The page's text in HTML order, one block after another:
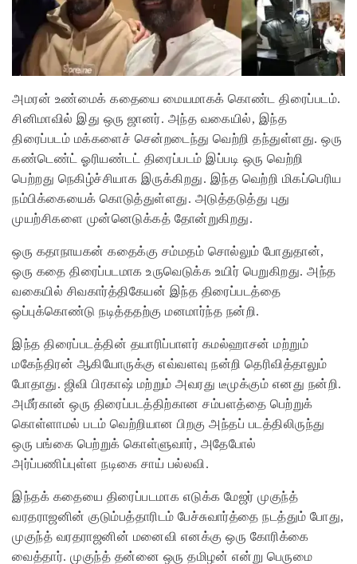
அமரன் உண்மைக் கதையை மையமாகக் கொண்ட திரைப்படம்.
சினிமாவில் இது ஒரு ஜானர். அந்த வகையில், இந்த
திரைப்படம் மக்களைச் சென்றடைந்து வெற்றி தந்துள்ளது. ஒரு
கண்டெண்ட் ஓரியண்டட் திரைப்படம் இப்படி ஒரு வெற்றி
பெற்றது நெகிழ்ச்சியாக இருக்கிறது. இந்த வெற்றி மிகப்பெரிய
நம்பிக்கையைக் கொடுத்துள்ளது. அடுத்தடுத்து புது
முயற்சிகளை முன்னெடுக்கத் தோன்றுகிறது.
ஒரு கதாநாயகன் கதைக்கு சம்மதம் சொல்லும் போதுதான்,
ஒரு கதை திரைப்படமாக உருவெடுக்க உயிர் பெறுகிறது. அந்த
வகையில் சிவகார்த்திகேயன் இந்த திரைப்படத்தை
ஒப்புக்கொண்டு நடித்ததற்கு மனமார்ந்த நன்றி.
இந்த திரைப்படத்தின் தயாரிப்பாளர் கமல்ஹாசன் மற்றும்
மகேந்திரன் ஆகியோருக்கு எவ்வளவு நன்றி தெரிவித்தாலும்
போதாது. ஜிவி பிரகாஷ் மற்றும் அவரது டீமுக்கும் எனது நன்றி.
அமீர்கான் ஒரு திரைப்படத்திற்கான சம்பளத்தை பெற்றுக்
கொள்ளாமல் படம் வெற்றியான பிறகு அந்தப் படத்திலிருந்து
ஒரு பங்கை பெற்றுக் கொள்ளுவார், அதேபோல்
அர்ப்பணிப்புள்ள நடிகை சாய் பல்லவி.
இந்தக் கதையை திரைப்படமாக எடுக்க மேஜர் முகுந்த்
வரதராஜனின் குடும்பத்தாரிடம் பேச்சுவார்த்தை நடத்தும் போது,
முகுந்த் வரதராஜனின் மனைவி எனக்கு ஒரு கோரிக்கை
வைத்தார். முகுந்த் தன்னை ஒரு தமிழன் என்று பெருமை